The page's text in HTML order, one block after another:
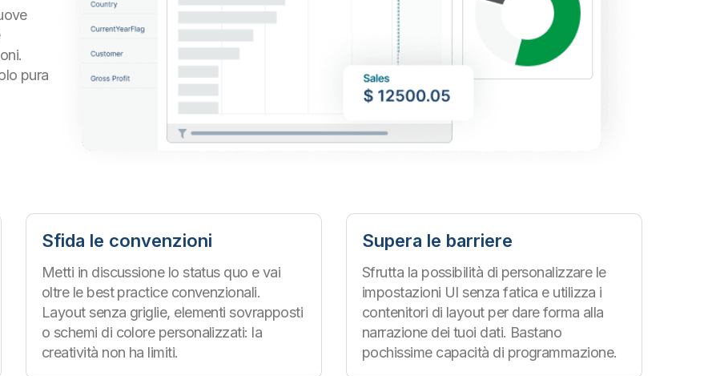
pura
Sfida le convenzioni
Metti in discussione lo status quo e vai
oltre le best practice convenzionali.
Layout senza griglie, elementi sovrapposti
o schemi di colore personalizzati: la
creatività non ha limiti.
Supera le barriere
Sfrutta la possibilità di personalizzare le
impostazioni UI senza fatica e utilizza i
contenitori di layout per dare forma alla
narrazione dei tuoi dati. Bastano
pochissime capacità di programmazione.